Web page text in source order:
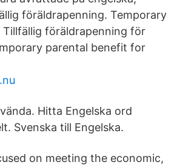
föräldrapenning. Temporary
föräldrapenning för
parental benefit for
Hitta Engelska ord
Svenska till Engelska.
on meeting the economic,